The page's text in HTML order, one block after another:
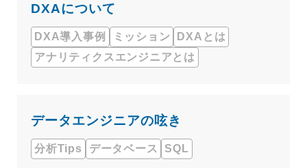
DXAについて
DXA導入事例 ミッション
DXAとは
アナリティクスエンジニアとは
データエンジニアの呟き
分析Tips データベース SQL